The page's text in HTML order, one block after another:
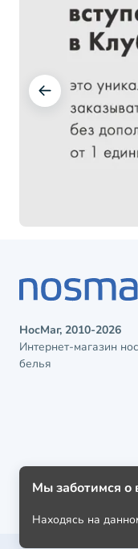
НосМаг, 2010-2026
Интернет-магазин
белья
Мы заботимся о
Находясь на